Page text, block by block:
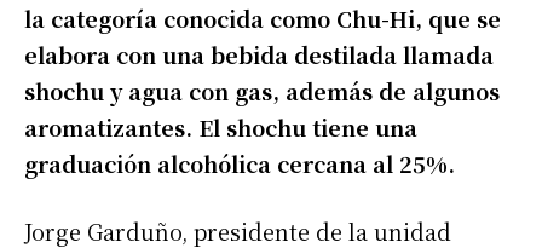
la categoría conocida como Chu-Hi, que se
elabora con una bebida destilada llamada
shochu y agua con gas, además de algunos
aromatizantes. El shochu tiene una
graduación alcohólica cercana al 25%.
Jorge Garduño, presidente de la unidad